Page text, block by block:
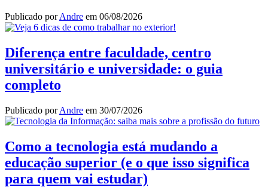
Publicado porAndre em 06/08/2026
Diferença entre faculdade, centro
universitário e universidade: o guia
completo
Publicado porAndre em 30/07/2026
Como a tecnologia está mudando a
educação superior (e o que isso significa
para quem vai estudar)